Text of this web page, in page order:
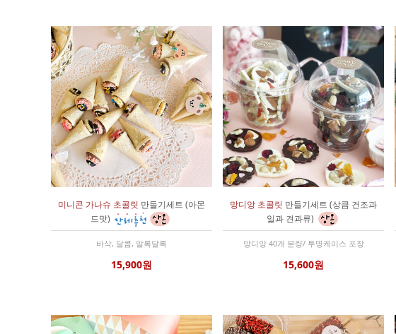
미니콘 가나슈 초콜릿 만들기세트 (아몬
드맛)
바삭, 달콤, 알록달록
15,900원
망디앙 초콜릿 만들기세트 (상큼 건조과
일과 견과류)
망디앙 40개 분량/ 투명케이스 포장
15,600원